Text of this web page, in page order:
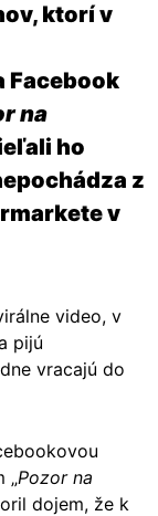
ktorí v
Facebook
na
ho
z
v
video, v
pijú
vracajú do
„Pozor na
dojem, že k